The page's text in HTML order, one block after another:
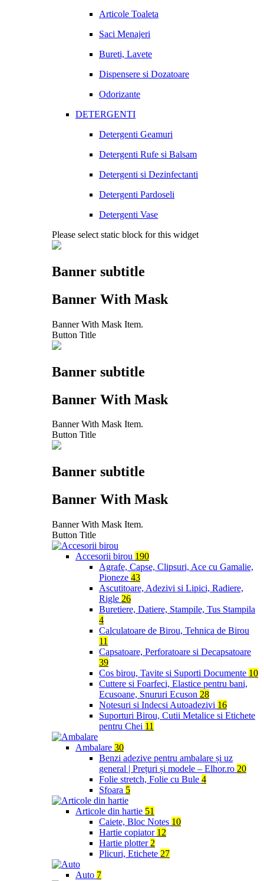
Articole Toaleta
Saci Menajeri
Bureti, Lavete
Dispensere si Dozatoare
Odorizante
DETERGENTI
Detergenti Geamuri
Detergenti Rufe si Balsam
Detergenti si Dezinfectanti
Detergenti Pardoseli
Detergenti Vase
Please select static block for this widget
Banner subtitle
Banner With Mask
Banner With Mask Item.
Button Title
Banner subtitle
Banner With Mask
Banner With Mask Item.
Button Title
Banner subtitle
Banner With Mask
Banner With Mask Item.
Button Title
Accesorii birou 190
Agrafe, Capse, Clipsuri, Ace cu Gamalie,
Pioneze 43
Ascutitoare, Adezivi si Lipici, Radiere,
Rigle 26
Buretiere, Datiere, Stampile, Tus Stampila
4
Calculatoare de Birou, Tehnica de Birou
11
Capsatoare, Perforatoare si Decapsatoare
39
Cos birou, Tavite si Suporti Documente 10
Cuttere si Foarfeci, Elastice pentru bani,
Ecusoane, Snururi Ecuson 28
Notesuri si Indecsi Autoadezivi 16
Suporturi Birou, Cutii Metalice si Etichete
pentru Chei 11
Ambalare 30
Benzi adezive pentru ambalare și uz
general | Prețuri și modele – Elhor.ro 20
Folie stretch, Folie cu Bule 4
Sfoara 5
Articole din hartie 51
Caiete, Bloc Notes 10
Hartie copiator 12
Hartie plotter 2
Plicuri, Etichete 27
Auto 7